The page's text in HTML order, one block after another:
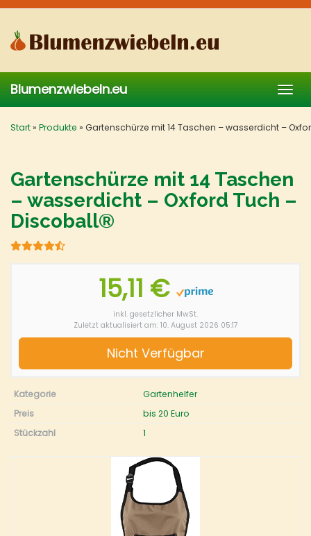
Skip
main
content
Blumenzwiebeln.eu
Start» Produkte » Gartenschürze mit 14 Taschen – wasserdicht –
Gartenschürze mit 14 Taschen
– wasserdicht – Oxford Tuch –
Discoball®
15,11 €
inkl. gesetzlicher MwSt.
Zuletzt aktualisiert am: 10. August 2026 05:17
Nicht Verfügbar
Kategorie
Gartenhelfer
Preis
bis 20 Euro
Stückzahl
1